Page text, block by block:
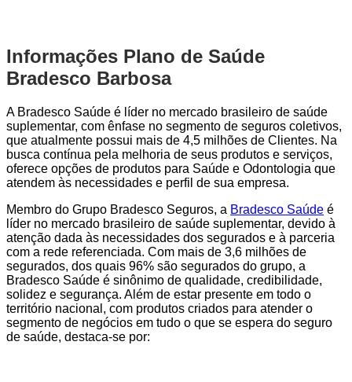
Informações Plano de Saúde
Bradesco Barbosa
A Bradesco Saúde é líder no mercado brasileiro de saúde
suplementar, com ênfase no segmento de seguros coletivos,
que atualmente possui mais de 4,5 milhões de Clientes. Na
busca contínua pela melhoria de seus produtos e serviços,
oferece opções de produtos para Saúde e Odontologia que
atendem às necessidades e perfil de sua empresa.
Membro do Grupo Bradesco Seguros, a Bradesco Saúde é
líder no mercado brasileiro de saúde suplementar, devido à
atenção dada às necessidades dos segurados e à parceria
com a rede referenciada. Com mais de 3,6 milhões de
segurados, dos quais 96% são segurados do grupo, a
Bradesco Saúde é sinônimo de qualidade, credibilidade,
solidez e segurança. Além de estar presente em todo o
território nacional, com produtos criados para atender o
segmento de negócios em tudo o que se espera do seguro
de saúde, destaca-se por: